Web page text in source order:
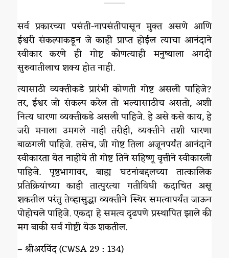
सर्व प्रकारच्या पसंती-नापसंतीपासून मुक्त असणे आणि
ईश्वरी संकल्पाकडून जे काही प्राप्त होईल त्याचा आनंदाने
स्वीकार करणे ही गोष्ट कोणत्याही मनुष्याला अगदी
सुरुवातीलाच शक्य होत नाही.
त्यासाठी व्यक्तीकडे प्रारंभी कोणती गोष्ट असली पाहिजे?
तर, ईश्वर जो संकल्प करेल तो भल्यासाठीच असतो, अशी
नित्य धारणा व्यक्तीकडे असली पाहिजे. हे असे कसे काय, हे
जरी मनाला उमगले नाही तरीही, व्यक्तीने तशी धारणा
बाळगली पाहिजे. तसेच, जी गोष्ट तिला अजूनपर्यंत आनंदाने
स्वीकारता येत नाहीये ती गोष्ट तिने सहिष्णू वृत्तीने स्वीकारली
पाहिजे. पृष्ठभागावर, बाह्य घटनांबद्दलच्या तात्कालिक
प्रतिक्रियांच्या काही तात्पुरत्या गतीविधी कदाचित असू
शकतील परंतु तेव्हासुद्धा व्यक्तीने स्थिर समत्वापर्यंत जाऊन
पोहोचले पाहिजे. एकदा हे समत्व दृढपणे प्रस्थापित झाले की
मग बाकी सर्व गोष्टी येऊ शकतील.
– श्रीअरविंद (CWSA 29 : 134)